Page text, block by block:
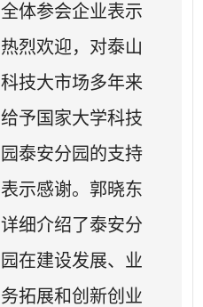
全体参会企业表示
热烈欢迎，对泰山
科技大市场多年来
给予国家大学科技
园泰安分园的支持
表示感谢。郭晓东
详细介绍了泰安分
园在建设发展、业
务拓展和创新创业